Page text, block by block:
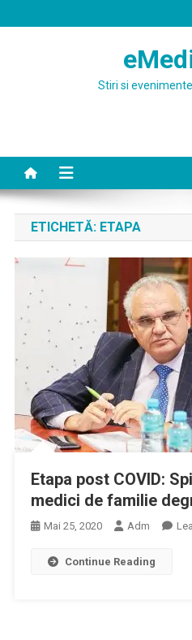
Stiri si
ETICHETĂ: ETAPA
Etapa post COVID:
medici de familie
Mai 25, 2020 Adm
Continue Reading